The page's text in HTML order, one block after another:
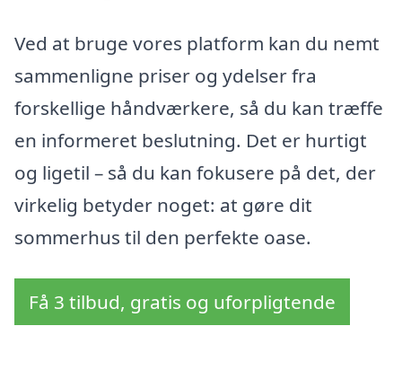
Ved at bruge vores platform kan du nemt
sammenligne priser og ydelser fra
forskellige håndværkere, så du kan træffe
en informeret beslutning. Det er hurtigt
og ligetil – så du kan fokusere på det, der
virkelig betyder noget: at gøre dit
sommerhus til den perfekte oase.
Få 3 tilbud, gratis og uforpligtende